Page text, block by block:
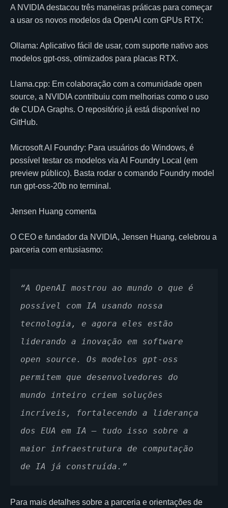
A NVIDIA destacou três maneiras práticas para começar
a usar os novos modelos da OpenAI com GPUs RTX:
Ollama: Aplicativo fácil de usar, com suporte nativo aos
modelos gpt-oss, otimizados para placas RTX.
Llama.cpp: Em colaboração com a comunidade open
source, a NVIDIA contribuiu com melhorias como o uso
de CUDA Graphs. O repositório já está disponível no
GitHub.
Microsoft AI Foundry: Para usuários do Windows, é
possível testar os modelos via AI Foundry Local (em
preview público). Basta rodar o comando Foundry model
run gpt-oss-20b no terminal.
Jensen Huang comenta
O CEO e fundador da NVIDIA, Jensen Huang, celebrou a
parceria com entusiasmo:
“A OpenAI mostrou ao mundo o que é
possível com IA usando nossa
tecnologia, e agora eles estão
liderando a inovação em software
open source. Os modelos gpt-oss
permitem que desenvolvedores do
mundo inteiro criem soluções
incríveis, fortalecendo a liderança
dos EUA em IA — tudo isso sobre a
maior infraestrutura de computação
de IA já construída.”
Para mais detalhes sobre a parceria e orientações de